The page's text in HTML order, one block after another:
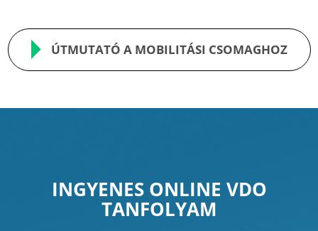
ÚTMUTATÓ A MOBILITÁSI CSOMAGHOZ
INGYENES ONLINE VDO
TANFOLYAM